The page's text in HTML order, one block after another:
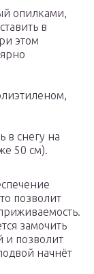
опилками,
в
этом
в снегу на
50 см).
позволит
замочить
и позволит
начнёт